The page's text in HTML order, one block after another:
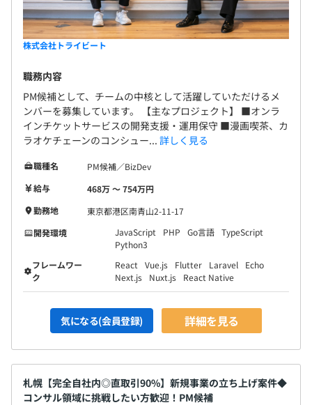
株式会社トライビート
職務内容
PM候補として、チームの中核として活躍していただけるメ
ンバーを募集しています。 【主なプロジェクト】 ■オンラ
インチケットサービスの開発支援・運用保守 ■漫画喫茶、カ
ラオケチェーンのコンシュー... 詳しく見る
職種名
PM候補／BizDev
給与
468万 〜 754万円
勤務地
東京都港区南青山2-11-17
開発環境
JavaScript PHP Go言語 TypeScript
Python3
フレームワー
ク
React Vue.js Flutter Laravel
Echo
Next.js
Nuxt.js React Native
気になる(会員登録) 詳細を見る
札幌【完全自社内◎直取引90%】新規事業の立ち上げ案件◆
コンサル領域に挑戦したい方歓迎！PM候補